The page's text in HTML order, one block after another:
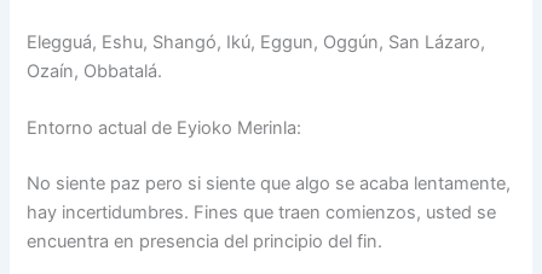
Elegguá, Eshu, Shangó, Ikú, Eggun, Oggún, San Lázaro,
Ozaín, Obbatalá.
Entorno actual de Eyioko Merinla:
No siente paz pero si siente que algo se acaba lentamente,
hay incertidumbres. Fines que traen comienzos, usted se
encuentra en presencia del principio del fin.